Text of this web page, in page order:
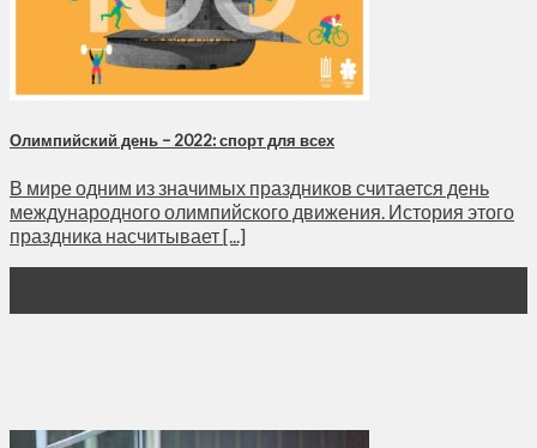
Олимпийский день – 2022: спорт для всех
В мире одним из значимых праздников считается день
международного олимпийского движения. История этого
праздника насчитывает [...]